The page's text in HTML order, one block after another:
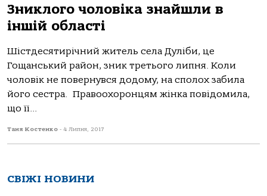
Зниклого чоловіка знайшли в
іншій області
Шістдесятирічний житель села Дуліби, це
Гощанський район, зник третього липня. Коли
чоловік не повернувся додому, на сполох забила
його сестра. Правоохоронцям жінка повідомила,
що її...
Таня Костенко - 4 Липня, 2017
СВІЖІ НОВИНИ